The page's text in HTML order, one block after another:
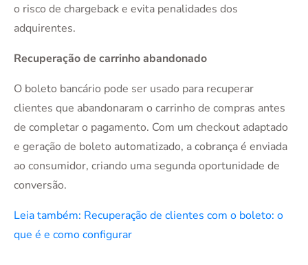
o risco de chargeback e evita penalidades dos
adquirentes.
Recuperação de carrinho abandonado
O boleto bancário pode ser usado para recuperar
clientes que abandonaram o carrinho de compras antes
de completar o pagamento. Com um checkout adaptado
e geração de boleto automatizado, a cobrança é enviada
ao consumidor, criando uma segunda oportunidade de
conversão.
Leia também: Recuperação de clientes com o boleto: o
que é e como configurar